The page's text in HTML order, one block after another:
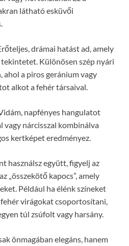
látható esküvői
drámai hatást ad, amely
tekintetet. Különösen szép nyári
ahol a piros geránium vagy
alkot a fehér társaival.
napfényes hangulatot
vagy nárcisszal kombinálva
kertképet eredményez.
használsz együtt, figyelj az
„összekötő kapocs”, amely
Például ha élénk színeket
virágokat csoportosítani,
túl zsúfolt vagy harsány.
önmagában elegáns, hanem